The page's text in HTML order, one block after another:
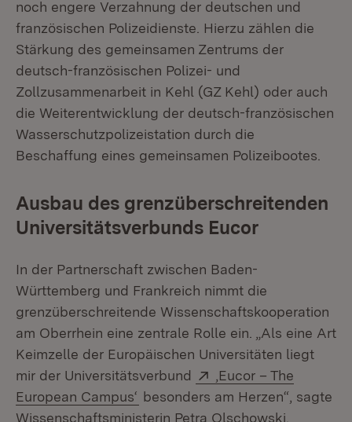
noch engere Verzahnung der deutschen und
französischen Polizeidienste. Hierzu zählen die
Stärkung des gemeinsamen Zentrums der
deutsch-französischen Polizei- und
Zollzusammenarbeit in Kehl (GZ Kehl) oder auch
die Weiterentwicklung der deutsch-französischen
Wasserschutzpolizeistation durch die
Beschaffung eines gemeinsamen Polizeibootes.
Ausbau des grenzüberschreitenden
Universitätsverbunds Eucor
In der Partnerschaft zwischen Baden-
Württemberg und Frankreich nimmt die
grenzüberschreitende Wissenschaftskooperation
am Oberrhein eine zentrale Rolle ein. „Als eine Art
Keimzelle der Europäischen Universitäten liegt
mir der Universitätsverbund
Extern:
‚Eucor – The
European Campus‘ (Öffnet in neuem Fenster)
besonders am Herzen“, sagte
Wissenschaftsministerin Petra Olschowski.